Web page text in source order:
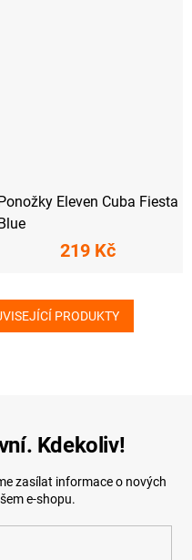
Eleven Cuba Fiesta
219 Kč
PRODUKTY
Kdekoliv!
zasílat informace o nových
e-shopu.